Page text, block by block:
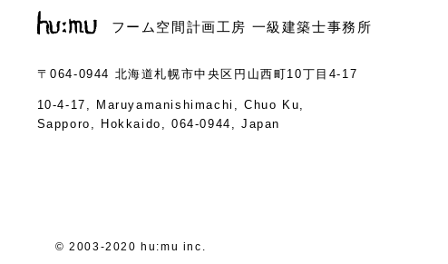
フーム空間計画工房 一級建築士事務所
〒064-0944 北海道札幌市中央区円山西町10丁目4-17
10-4-17, Maruyamanishimachi, Chuo Ku,
Sapporo, Hokkaido, 064-0944, Japan
© 2003-2020 hu:mu inc.